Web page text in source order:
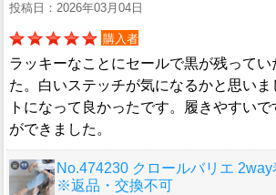
投稿日：2026年03月04日
購入者
ラッキーなことにセールで黒が残ってい
た。白いステッチが気になるかと思い
トになって良かったです。履きやすい
ができました。
No.474230 クロールバリエ
※返品・交換不可